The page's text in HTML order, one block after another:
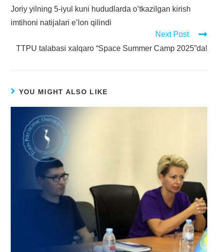
Joriy yilning 5-iyul kuni hududlarda o’tkazilgan kirish
imtihoni natijalari e’lon qilindi
Next Post
TTPU talabasi xalqaro “Space Summer Camp 2025”da!
YOU MIGHT ALSO LIKE